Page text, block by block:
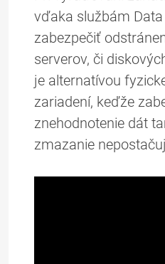
vďaka službám
zabezpečiť
serverov, či
je alternatívou
zariadení, keďže
znehodnotenie dát
zmazanie